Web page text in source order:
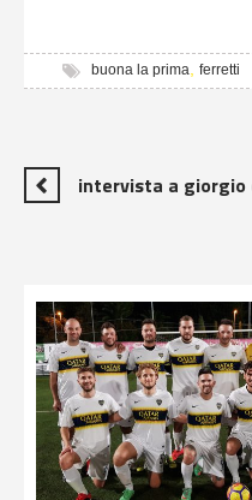
buona la prima, ferretti
intervista a giorgio